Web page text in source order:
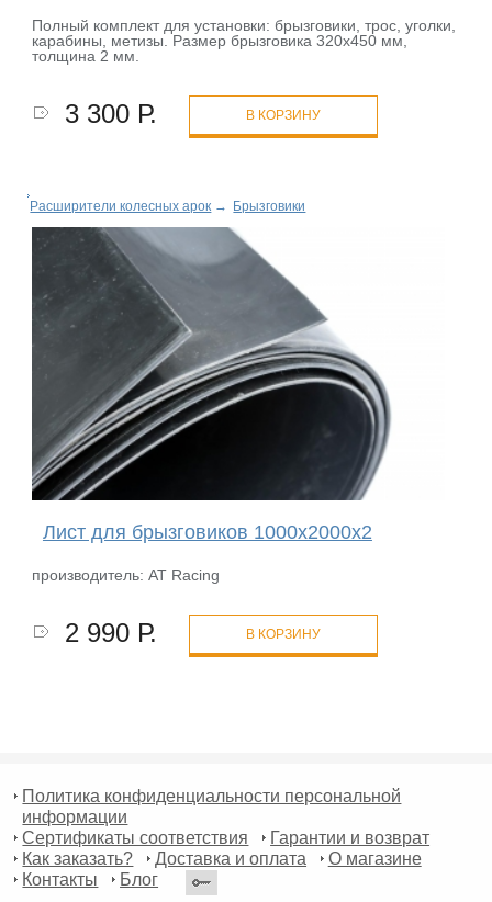
Полный комплект для установки: брызговики, трос, уголки,
карабины, метизы. Размер брызговика 320х450 мм,
толщина 2 мм.
3 300 Р. В КОРЗИНУ
Расширители колесных арок → Брызговики
Лист для брызговиков 1000х2000х2
производитель: AT Racing
2 990 Р. В КОРЗИНУ
Политика конфиденциальности персональной
информации
Сертификаты соответствия
Гарантии и возврат
Как заказать?
Доставка и оплата
О магазине
Контакты
Блог